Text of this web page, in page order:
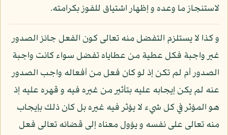
لاستنجاز ما وعده و إظهار اشتياق للفوز بكرامته.
و كذا لا يستلزم التفضل منه تعالى كون الفعل جائز الصدور
غير واجبة فكل عطية من عطاياه تفضل سواء كانت واجبة
الصدور أم لم تكن إذ لو كان فعل من أفعاله واجب الصدور
عنه لم يكن إيجابه عليه بتأثير من غيره فيه و قهره عليه إذ
هو المؤثر في كل شيء لا يؤثر فيه غيره بل كان ذلك بإيجاب
منه تعالى على نفسه و يؤول معناه إلى قضائه تعالى فعل